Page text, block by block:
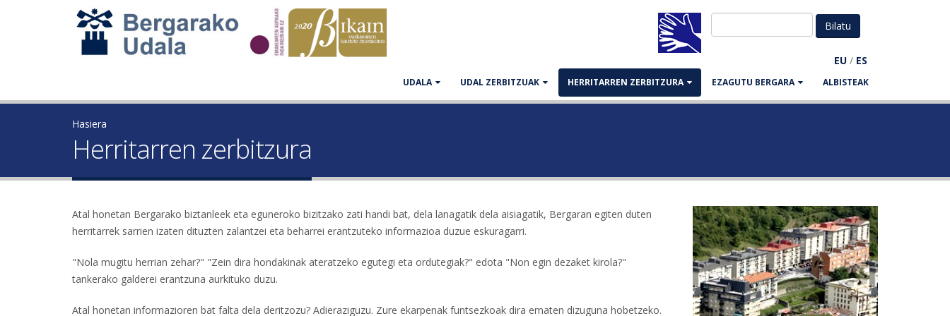
EU / ES
UDALA UDAL ZERBITZUAK HERRITARREN ZERBITZURA EZAGUTU BERGARA ALBISTEAK
Hasiera
Herritarren zerbitzura
Atal honetan Bergarako biztanleek eta eguneroko bizitzako zati handi bat, dela lanagatik dela aisiagatik, Bergaran egiten duten
herritarrek sarrien izaten dituzten zalantzei eta beharrei erantzuteko informazioa duzue eskuragarri.
"Nola mugitu herrian zehar?" "Zein dira hondakinak ateratzeko egutegi eta ordutegiak?" edota "Non egin dezaket kirola?"
tankerako galderei erantzuna aurkituko duzu.
Atal honetan informazioren bat falta dela deritzozu? Adieraziguzu. Zure ekarpenak funtsezkoak dira ematen dizuguna hobetzeko.